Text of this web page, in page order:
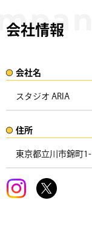
会社情報
会社名​
スタジオ ARIA
住所​​
東京都立川市錦町1-